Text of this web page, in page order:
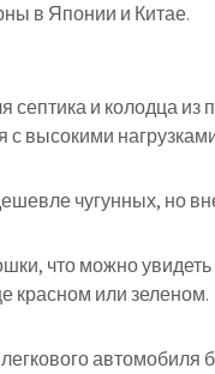
в Японии и Китае.
септика и колодца
с высокими
чугунных, но
что можно
красном или зеленом.
автомобиля